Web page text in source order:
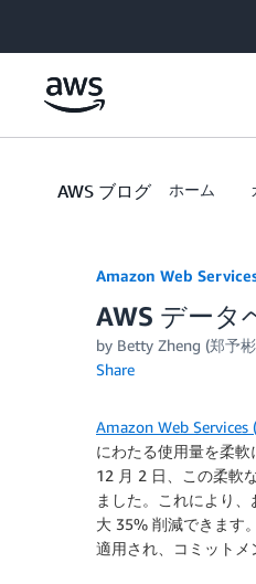
AWS ブログ ホーム
Amazon Web
AWS データ
by Betty Zheng (郑予
Share
Amazon Web Services
にわたる使用量を柔
12 月 2 日、この柔軟
ました。これにより、
大 35% 削減できます
適用され、コミットメ